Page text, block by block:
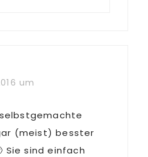
um
(meist) besster
Sie sind einfach